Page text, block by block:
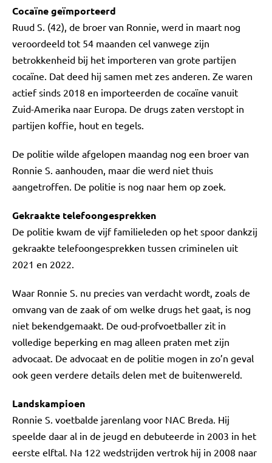
Cocaïne geïmporteerd
Ruud S. (42), de broer van Ronnie, werd in maart nog
veroordeeld tot 54 maanden cel vanwege zijn
betrokkenheid bij het importeren van grote partijen
cocaïne. Dat deed hij samen met zes anderen. Ze waren
actief sinds 2018 en importeerden de cocaïne vanuit
Zuid-Amerika naar Europa. De drugs zaten verstopt in
partijen koffie, hout en tegels.
De politie wilde afgelopen maandag nog een broer van
Ronnie S. aanhouden, maar die werd niet thuis
aangetroffen. De politie is nog naar hem op zoek.
Gekraakte telefoongesprekken
De politie kwam de vijf familieleden op het spoor dankzij
gekraakte telefoongesprekken tussen criminelen uit
2021 en 2022.
Waar Ronnie S. nu precies van verdacht wordt, zoals de
omvang van de zaak of om welke drugs het gaat, is nog
niet bekendgemaakt. De oud-profvoetballer zit in
volledige beperking en mag alleen praten met zijn
advocaat. De advocaat en de politie mogen in zo’n geval
ook geen verdere details delen met de buitenwereld.
Landskampioen
Ronnie S. voetbalde jarenlang voor NAC Breda. Hij
speelde daar al in de jeugd en debuteerde in 2003 in het
eerste elftal. Na 122 wedstrijden vertrok hij in 2008 naar